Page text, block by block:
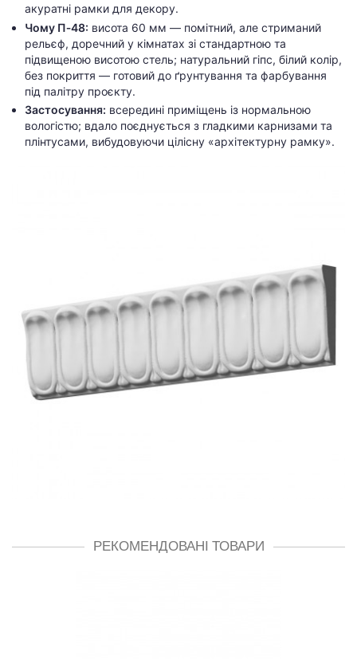
акуратні рамки для декору.
Чому П‑48: висота 60 мм — помітний, але стриманий
рельєф, доречний у кімнатах зі стандартною та
підвищеною висотою стель; натуральний гіпс, білий колір,
без покриття — готовий до ґрунтування та фарбування
під палітру проєкту.
Застосування: всередині приміщень із нормальною
вологістю; вдало поєднується з гладкими карнизами та
плінтусами, вибудовуючи цілісну «архітектурну рамку».
РЕКОМЕНДОВАНІ ТОВАРИ